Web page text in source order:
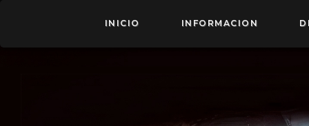
INICIO INFORMACION